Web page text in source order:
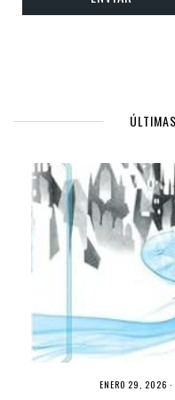
ENERO 29, 2026 ·